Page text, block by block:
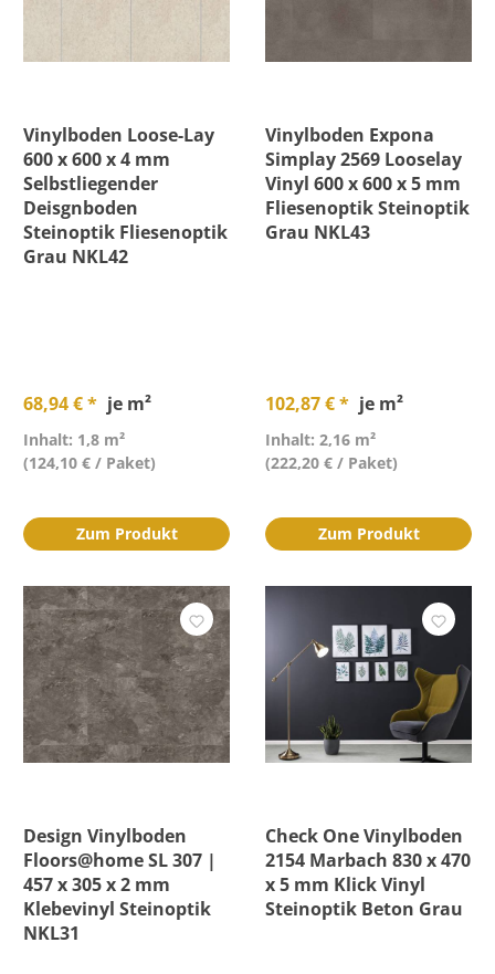
Vinylboden Loose-Lay
600 x 600 x 4 mm
Selbstliegender
Deisgnboden
Steinoptik Fliesenoptik
Grau NKL42
68,94 € * je m²
Inhalt: 1,8 m²
(124,10 € / Paket)
Zum Produkt
Vinylboden Expona
Simplay 2569 Looselay
Vinyl 600 x 600 x 5 mm
Fliesenoptik Steinoptik
Grau NKL43
102,87 € * je m²
Inhalt: 2,16 m²
(222,20 € / Paket)
Zum Produkt
Design Vinylboden
Floors@home SL 307 |
457 x 305 x 2 mm
Klebevinyl Steinoptik
NKL31
Check One Vinylboden
2154 Marbach 830 x 470
x 5 mm Klick Vinyl
Steinoptik Beton Grau